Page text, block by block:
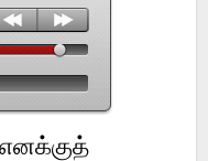
எனக்குத்